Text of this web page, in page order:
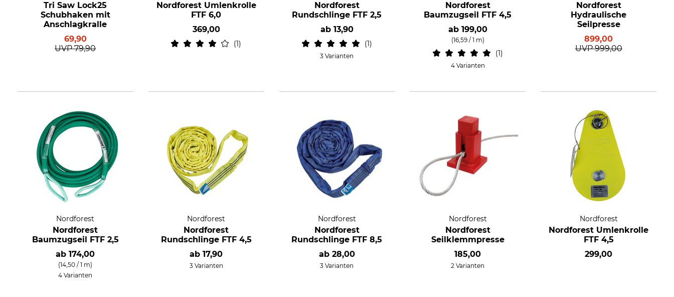
Tri Saw Lock25
Schubhaken mit
Anschlagkralle
69,90
UVP 79,90
Nordforest Umlenkrolle
FTF 6,0
369,00
1
Nordforest
Rundschlinge FTF 2,5
ab 13,90
1
3 Varianten
Nordforest
Baumzugseil FTF 4,5
ab 199,00
(16,59 / 1 m)
1
4 Varianten
Nordforest
Hydraulische
Seilpresse
899,00
UVP 999,00
Nordforest
Nordforest
Baumzugseil FTF 2,5
ab174,00
(14,50 / 1 m)
4 Varianten
Nordforest
Nordforest
Rundschlinge FTF 4,5
ab17,90
3 Varianten
Nordforest
Nordforest
Rundschlinge FTF 8,5
ab 28,00
3 Varianten
Nordforest
Nordforest
Seilklemmpresse
185,00
2 Varianten
Nordforest
Nordforest Umlenkrolle
FTF 4,5
299,00